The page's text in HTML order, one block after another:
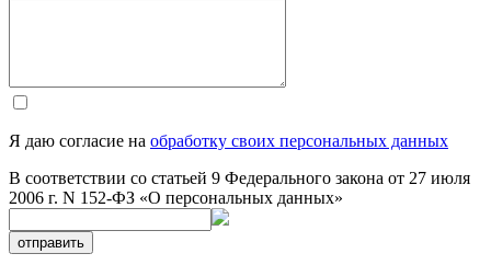
Я даю согласие на обработку своих персональных данных
В соответствии со статьей 9 Федерального закона от 27 июля
2006 г. N 152-ФЗ «О персональных данных»
отправить